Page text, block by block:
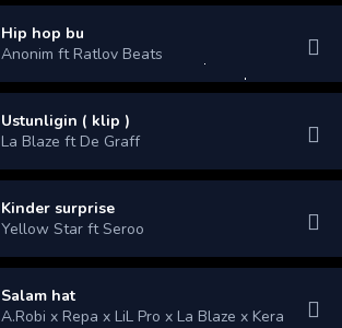
Hip hop bu
Anonim ft Ratlov Beats
Ustunligin ( klip )
La Blaze ft De Graff
Kinder surprise
Yellow Star ft Seroo
Salam hat
A.Robi x Repa x LiL Pro x La Blaze x Kera